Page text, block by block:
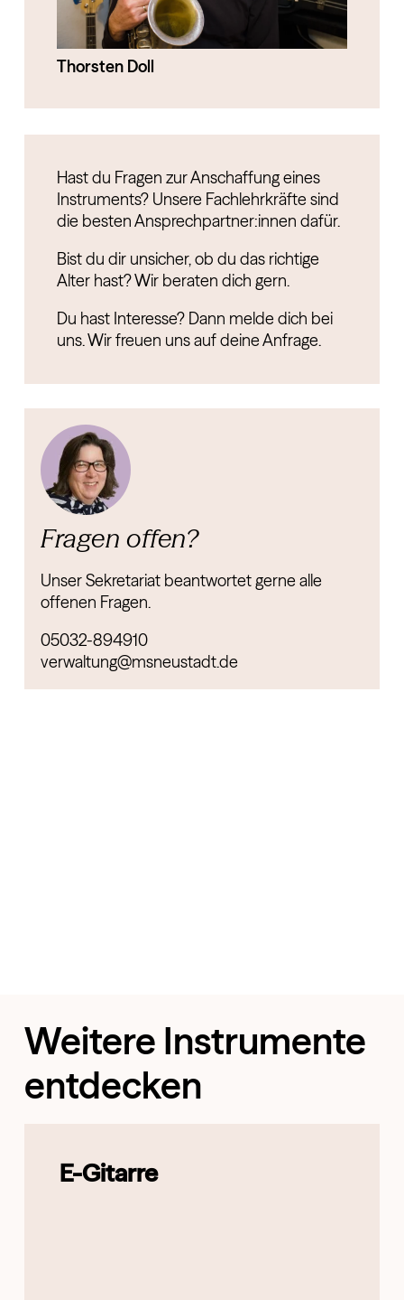
Thorsten Doll
Hast du Fragen zur Anschaffung eines
Instruments? Unsere Fachlehrkräfte sind
die besten Ansprechpartner:innen dafür.
Bist du dir unsicher, ob du das richtige
Alter hast? Wir beraten dich gern.
Du hast Interesse? Dann melde dich bei
uns. Wir freuen uns auf deine Anfrage.
Fragen offen?
Unser Sekretariat beantwortet gerne alle
offenen Fragen.
05032-894910
verwaltung@msneustadt.de
Weitere Instrumente
entdecken
E-Gitarre